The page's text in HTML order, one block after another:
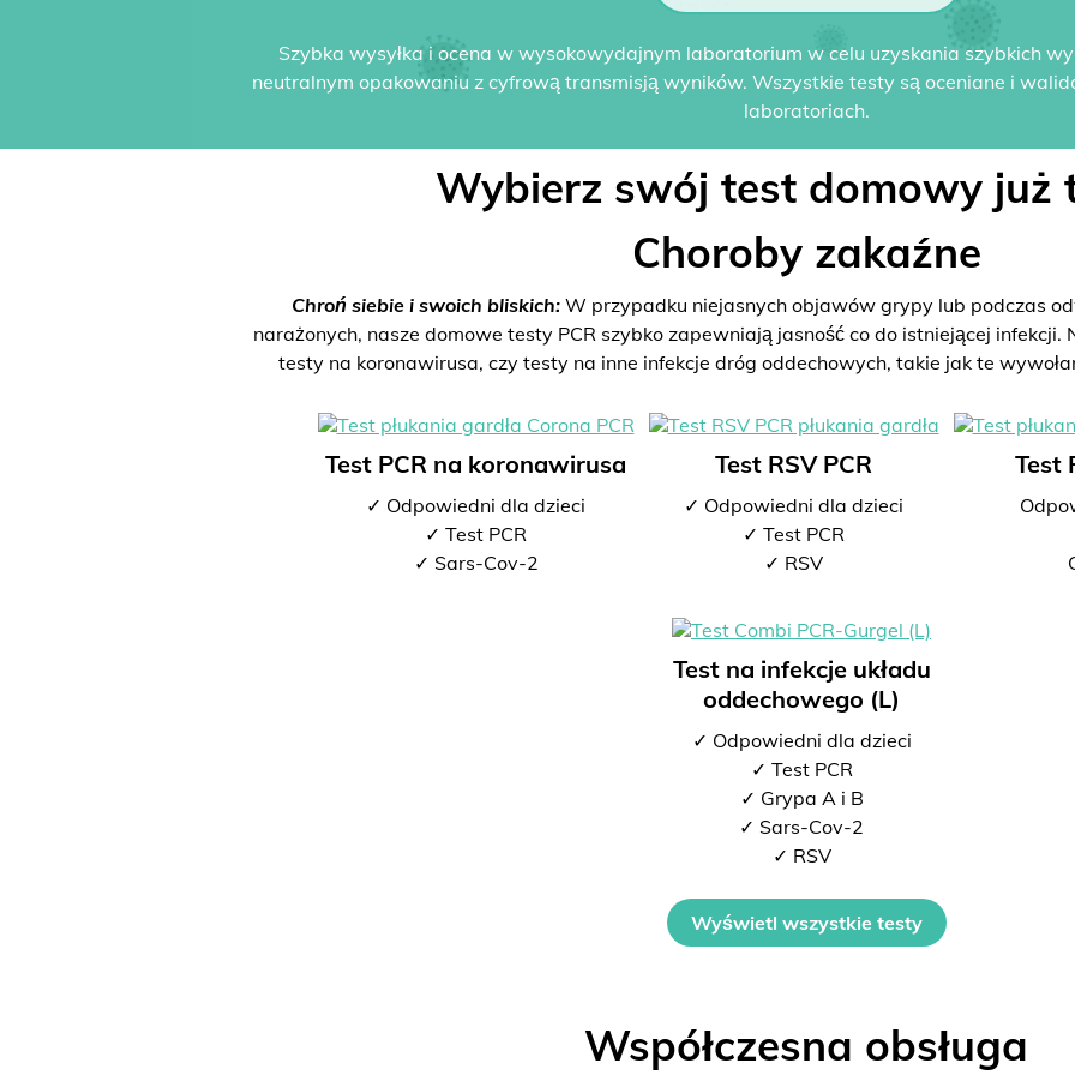
Szybka wysyłka i ocena w wysokowydajnym laboratorium w celu uzyskania szybkich
neutralnym opakowaniu z cyfrową transmisją wyników. Wszystkie testy są oceniane i
laboratoriach.
Wybierz swój test domowy już
Choroby zakaźne
Chroń siebie i swoich bliskich:W przypadku niejasnych objawów grypy lub podczas
narażonych, nasze domowe testy PCR szybko zapewniają jasność co do istniejącej infekcji.
testy na koronawirusa, czy testy na inne infekcje dróg oddechowych, takie jak te
Test PCR na koronawirusa
✓ Odpowiedni dla dzieci
✓ Test PCR
✓ Sars-Cov-2
Test RSV PCR
✓ Odpowiedni dla dzieci
✓ Test PCR
✓ RSV
Test
Test na infekcje układu
oddechowego (L)
✓ Odpowiedni dla dzieci
✓ Test PCR
✓ Grypa A i B
✓ Sars-Cov-2
✓ RSV
Wyświetl wszystkie testy
Współczesna obsługa